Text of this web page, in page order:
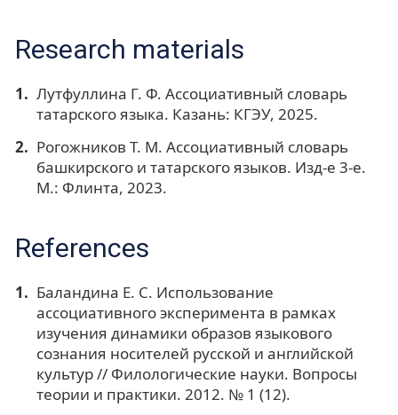
Research materials
Лутфуллина Г. Ф. Ассоциативный словарь
татарского языка. Казань: КГЭУ, 2025.
Рогожников Т. М. Ассоциативный словарь
башкирского и татарского языков. Изд-е 3-е.
М.: Флинта, 2023.
References
Баландина Е. С. Использование
ассоциативного эксперимента в рамках
изучения динамики образов языкового
сознания носителей русской и английской
культур // Филологические науки. Вопросы
теории и практики. 2012. № 1 (12).